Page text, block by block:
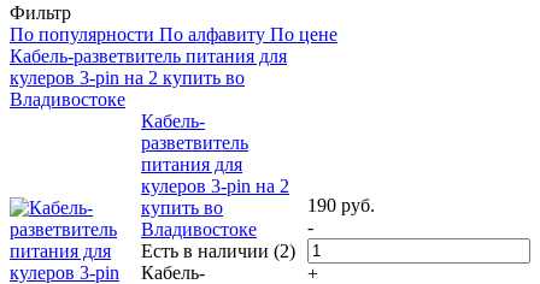
Фильтр
По популярности По алфавиту По цене
Кабель-разветвитель питания для
кулеров 3-pin на 2 купить во
Владивостоке
Кабель-
разветвитель
питания для
кулеров 3-pin на 2
купить во
Владивостоке
Есть в наличии (2)
Кабель-
190 руб.
-
+